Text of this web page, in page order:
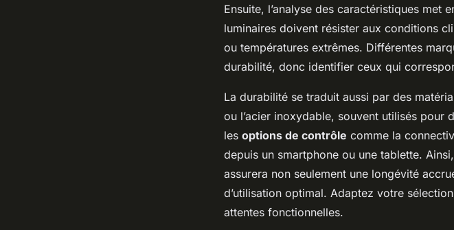
Ensuite, l’analyse des caractéristiques met
luminaires doivent résister aux conditions
ou températures extrêmes. Différentes
durabilité, donc identifier ceux qui
La durabilité se traduit aussi par des
ou l’acier inoxydable, souvent utilisés pour
les options de contrôle comme la
depuis un smartphone ou une tablette.
assurera non seulement une longévité
d’utilisation optimal. Adaptez votre
attentes fonctionnelles.